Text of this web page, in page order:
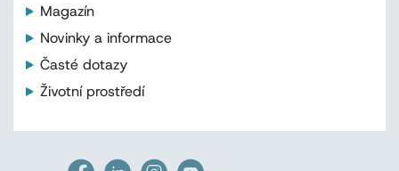
Magazín
Novinky a informace
Časté dotazy
Životní prostředí